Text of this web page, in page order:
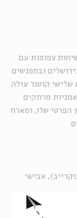
צפופות עם
ובמפגשים
שלישי קוטנר עולה
מרתקים
הפרטי שלו, ומארח
אבישי